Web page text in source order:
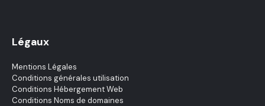
Légaux
Mentions Légales
Conditions générales utilisation
Conditions Hébergement Web
Conditions Noms de domaines